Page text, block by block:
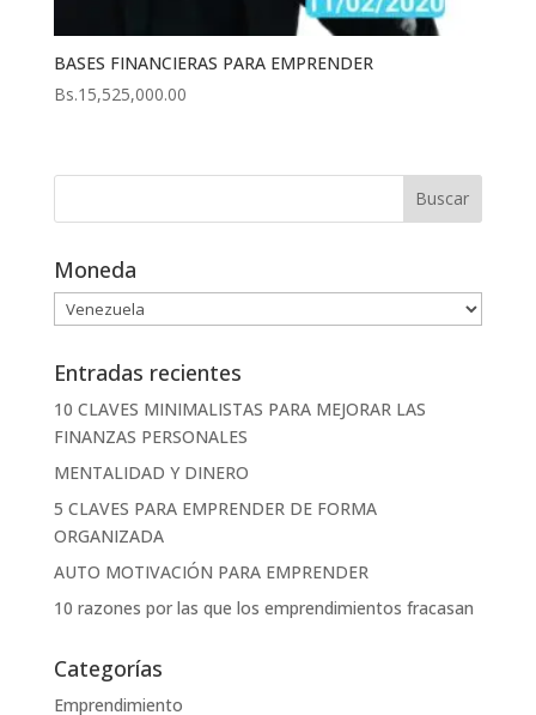
BASES FINANCIERAS PARA EMPRENDER
Bs.15,525,000.00
Moneda
Entradas recientes
10 CLAVES MINIMALISTAS PARA MEJORAR LAS
FINANZAS PERSONALES
MENTALIDAD Y DINERO
5 CLAVES PARA EMPRENDER DE FORMA
ORGANIZADA
AUTO MOTIVACIÓN PARA EMPRENDER
10 razones por las que los emprendimientos fracasan
Categorías
Emprendimiento